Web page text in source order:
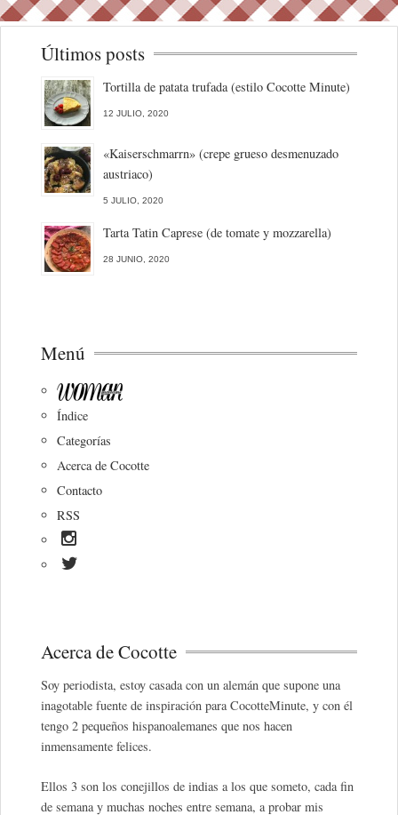
Últimos posts
Tortilla de patata trufada (estilo Cocotte Minute)
12 JULIO, 2020
«Kaiserschmarrn» (crepe grueso desmenuzado
austriaco)
5 JULIO, 2020
Tarta Tatin Caprese (de tomate y mozzarella)
28 JUNIO, 2020
Menú
Índice
Categorías
Acerca de Cocotte
Contacto
RSS
Acerca de Cocotte
Soy periodista, estoy casada con un alemán que supone una
inagotable fuente de inspiración para CocotteMinute, y con él
tengo 2 pequeños hispanoalemanes que nos hacen
inmensamente felices.
Ellos 3 son los conejillos de indias a los que someto, cada fin
de semana y muchas noches entre semana, a probar mis